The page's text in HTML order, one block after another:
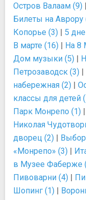
Остров Валаам (9) |
Билеты на Аврору
Копорье (3) | 5
В марте (16) | На 8
Дом музыки (5) |
Петрозаводск (3) |
набережная (2) |
классы для детей
Парк Монрепо (1) |
Николая
дворец (2) |
«Монрепо» (3) |
в Музее Фаберже
Пивоварни (4) |
Шопинг (1) |